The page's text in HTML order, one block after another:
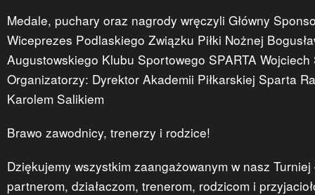
Medale, puchary oraz nagrody wręczyli Główny
Wiceprezes Podlaskiego Związku Piłki Nożnej
Augustowskiego Klubu Sportowego SPARTA
Organizatorzy: Dyrektor Akademii Piłkarskiej Sparta
Karolem Salikiem
Brawo zawodnicy, trenerzy i rodzice!
Dziękujemy wszystkim zaangażowanym w nasz
partnerom, działaczom, trenerom, rodzicom i